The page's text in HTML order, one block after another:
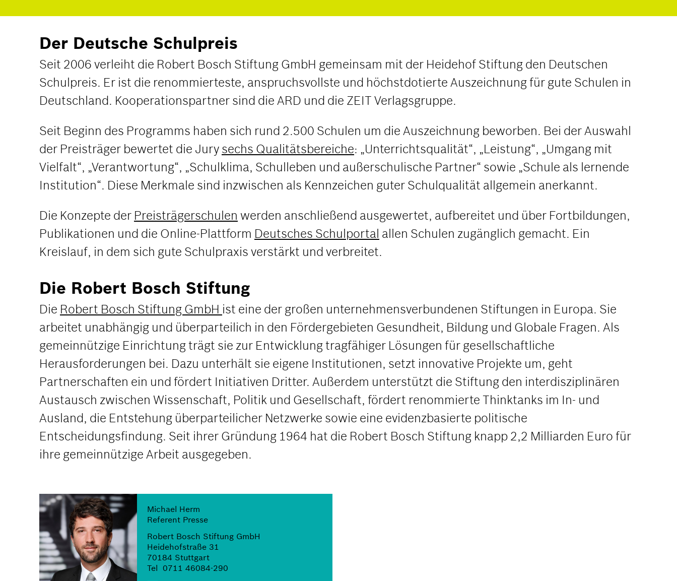
Der Deutsche Schulpreis
Seit 2006 verleiht die Robert Bosch Stiftung GmbH gemeinsam mit der Heidehof Stiftung den Deutschen
Schulpreis. Er ist die renommierteste, anspruchsvollste und höchstdotierte Auszeichnung für gute Schulen in
Deutschland. Kooperationspartner sind die ARD und die ZEIT Verlagsgruppe.
Seit Beginn des Programms haben sich rund 2.500 Schulen um die Auszeichnung beworben. Bei der Auswahl
der Preisträger bewertet die Jurysechs Qualitätsbereiche: „Unterrichtsqualität“, „Leistung“, „Umgang mit
Vielfalt“, „Verantwortung“, „Schulklima, Schulleben und außerschulische Partner“ sowie „Schule als lernende
Institution“. Diese Merkmale sind inzwischen als Kennzeichen guter Schulqualität allgemein anerkannt.
Die Konzepte der Preisträgerschulen werden anschließend ausgewertet, aufbereitet und über Fortbildungen,
Publikationen und die Online-Plattform Deutsches Schulportal allen Schulen zugänglich gemacht. Ein
Kreislauf, in dem sich gute Schulpraxis verstärkt und verbreitet.
Die Robert Bosch Stiftung
Die Robert Bosch Stiftung GmbH ist eine der großen unternehmensverbundenen Stiftungen in Europa. Sie
arbeitet unabhängig und überparteilich in den Fördergebieten Gesundheit, Bildung und Globale Fragen. Als
gemeinnützige Einrichtung trägt sie zur Entwicklung tragfähiger Lösungen für gesellschaftliche
Herausforderungen bei. Dazu unterhält sie eigene Institutionen, setzt innovative Projekte um, geht
Partnerschaften ein und fördert Initiativen Dritter. Außerdem unterstützt die Stiftung den interdisziplinären
Austausch zwischen Wissenschaft, Politik und Gesellschaft, fördert renommierte Thinktanks im In- und
Ausland, die Entstehung überparteilicher Netzwerke sowie eine evidenzbasierte politische
Entscheidungsfindung. Seit ihrer Gründung 1964 hat die Robert Bosch Stiftung knapp 2,2 Milliarden Euro für
ihre gemeinnützige Arbeit ausgegeben.
Michael Herm
Referent Presse
Robert Bosch Stiftung GmbH
Heidehofstraße 31
70184 Stuttgart
Tel 0711 46084-290